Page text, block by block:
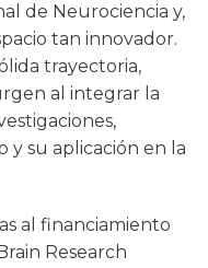
de Neurociencia y,
tan innovador.
trayectoria,
al integrar la
su aplicación en la
al financiamiento
Research